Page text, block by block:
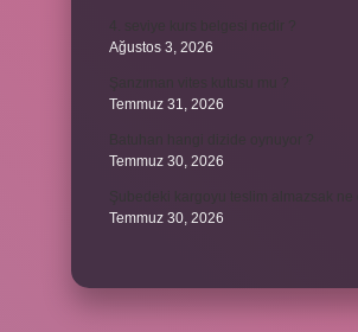
Ağustos 3, 2026
Temmuz 31, 2026
Temmuz 30, 2026
Temmuz 30, 2026